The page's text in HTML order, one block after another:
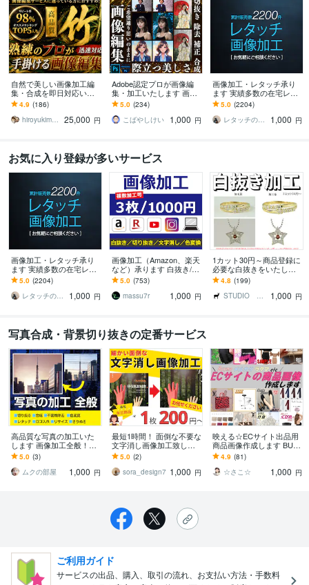
自然で美しい画像加工編
集・合成を即日対応いた
します 総実績600件超★
即日対応★満足度重視★
進化し続けるプロ品質
4.9 (186)
hiroyukimpss
25,000 円
Adobe認定プロが画像編
集・加工いたします 画像
でお困りの方はぜひ、ご
相談ください！
5.0 (234)
こばやしけい
1,000 円
画像加工・レタッチ承り
ます 実績多数の在宅レタ
ッチャーです
5.0 (2204)
レタッチの鈴木
1,000 円
お気に入り登録が多いサービス
画像加工・レタッチ承り
ます 実績多数の在宅レタ
ッチャーです
5.0 (2204)
レタッチの鈴木
1,000 円
画像加工（Amazon、楽天
など）承ります 白抜き/切
り抜き/文字消し/色変換
5.0 (753)
massu7r
1,000 円
1カット30円～商品登録に
必要な白抜きをいたしま
す 登録企業多数！高品質
な白抜き画像をスピーデ
ィーにご提供します
4.8 (199)
STUDIO EBP
1,000 円
写真合成・背景切り抜きの定番サービス
高品質な写真の加工いた
します 画像加工全般！お
気軽にお問合せ下さい！
5.0 (3)
ムクの部屋
1,000 円
最短1時間！ 面倒な不要な
文字消し画像加工致しま
す ヒアリング後から最短1
～3時間で納品も対応
5.0 (2)
sora_design7 1,000 円
映える☆ECサイト出品用
商品画像作成します BUY
MAやメルカリなどECサイ
ト用商品画像作成いたし
ます！
4.9 (81)
☆さこ☆
1,000 円
ご利用ガイド
サービスの出品、購入、取引の流れ、お支払い方法・手数料